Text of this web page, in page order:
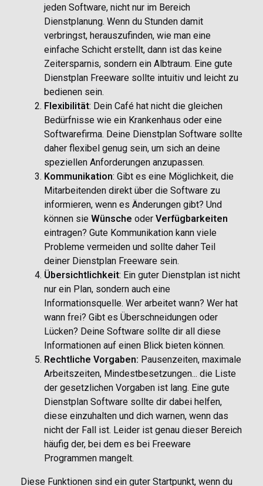
jeden Software, nicht nur im Bereich
Dienstplanung. Wenn du Stunden damit
verbringst, herauszufinden, wie man eine
einfache Schicht erstellt, dann ist das keine
Zeitersparnis, sondern ein Albtraum. Eine gute
Dienstplan Freeware sollte intuitiv und leicht zu
bedienen sein.
Flexibilität: Dein Café hat nicht die gleichen
Bedürfnisse wie ein Krankenhaus oder eine
Softwarefirma. Deine Dienstplan Software sollte
daher flexibel genug sein, um sich an deine
speziellen Anforderungen anzupassen.
Kommunikation: Gibt es eine Möglichkeit, die
Mitarbeitenden direkt über die Software zu
informieren, wenn es Änderungen gibt? Und
können sie Wünsche oder Verfügbarkeiten
eintragen? Gute Kommunikation kann viele
Probleme vermeiden und sollte daher Teil
deiner Dienstplan Freeware sein.
Übersichtlichkeit: Ein guter Dienstplan ist nicht
nur ein Plan, sondern auch eine
Informationsquelle. Wer arbeitet wann? Wer hat
wann frei? Gibt es Überschneidungen oder
Lücken? Deine Software sollte dir all diese
Informationen auf einen Blick bieten können.
Rechtliche Vorgaben: Pausenzeiten, maximale
Arbeitszeiten, Mindestbesetzungen... die Liste
der gesetzlichen Vorgaben ist lang. Eine gute
Dienstplan Software sollte dir dabei helfen,
diese einzuhalten und dich warnen, wenn das
nicht der Fall ist. Leider ist genau dieser Bereich
häufig der, bei dem es bei Freeware
Programmen mangelt.
Diese Funktionen sind ein guter Startpunkt, wenn du